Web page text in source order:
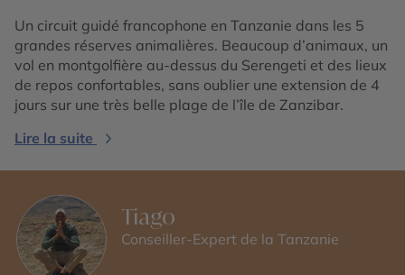
Un circuit guidé francophone en Tanzanie dans les 5
grandes réserves animalières. Beaucoup d’animaux, un
vol en montgolfière au-dessus du Serengeti et des lieux
de repos confortables, sans oublier une extension de 4
jours sur une très belle plage de l’île de Zanzibar.
Lire la suite
Tiago
Conseiller-Expert de la Tanzanie